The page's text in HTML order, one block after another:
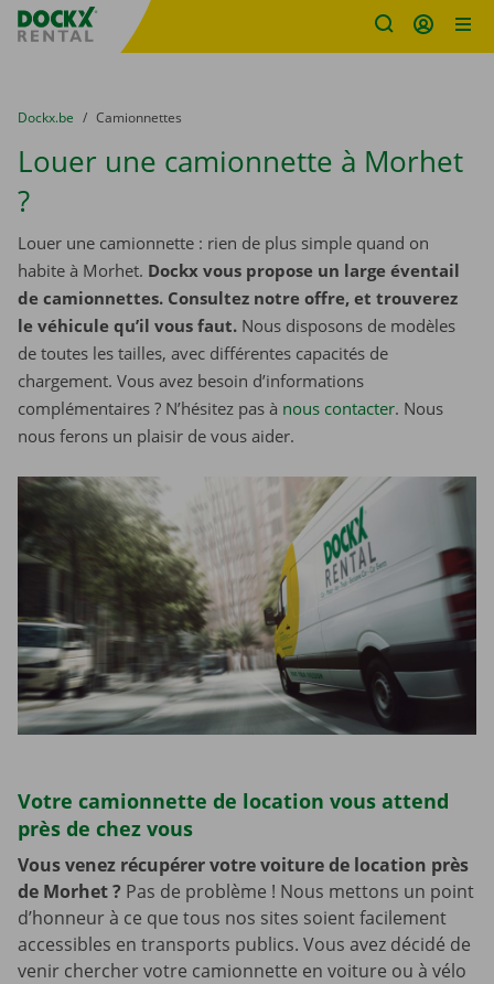
sitename
You are here:
du
Dockx.be to
Camionnettes
Louer une camionnette à Morhet
?
Louer une camionnette : rien de plus simple quand on
habite à Morhet. Dockx vous propose un large éventail
de camionnettes. Consultez notre offre, et trouverez
le véhicule qu’il vous faut. Nous disposons de modèles
de toutes les tailles, avec différentes capacités de
chargement. Vous avez besoin d’informations
complémentaires ? N’hésitez pas à nous contacter. Nous
nous ferons un plaisir de vous aider.
Votre camionnette de location vous attend
près de chez vous
Vous venez récupérer votre voiture de location près
de Morhet? Pas de problème ! Nous mettons un point
d’honneur à ce que tous nos sites soient facilement
accessibles en transports publics. Vous avez décidé de
venir chercher votre camionnette en voiture ou à vélo